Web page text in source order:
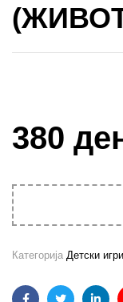
380
Категорија Детски